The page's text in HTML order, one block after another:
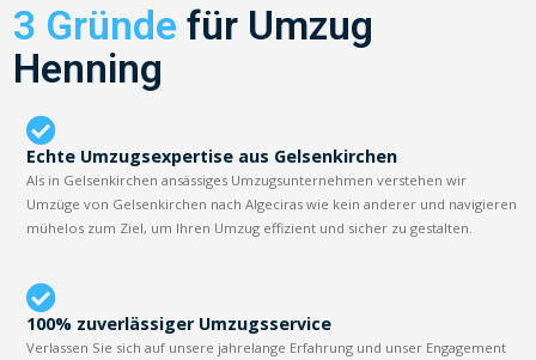
3 Gründe für Umzug
Henning
Echte Umzugsexpertise aus Gelsenkirchen
Als in Gelsenkirchen ansässiges Umzugsunternehmen verstehen wir
Umzüge von Gelsenkirchen nach Algeciras wie kein anderer und navigieren
mühelos zum Ziel, um Ihren Umzug effizient und sicher zu gestalten.
100% zuverlässiger Umzugsservice
Verlassen Sie sich auf unsere jahrelange Erfahrung und unser Engagement